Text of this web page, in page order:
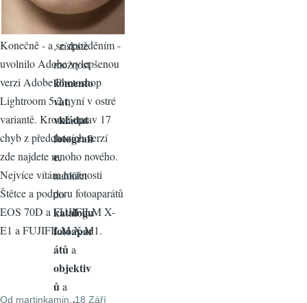
Konečně - a se zpožděním -
uvolnilo Adobe vylepšenou
verzi Adobe Photoshop
Lightroom 5.2 nyní v ostré
variantě. Kromě oprav 17
chyb z předchozích verzí
zde najdete mnoho nového.
Nejvíce vítám možnosti
Štětce a podporu fotoaparátů
EOS 70D a FUJIFILM X-
E1 a FUJIFILM X-M1.
Od martinkamin , 18 Září
ujete a
přihlásíte
, získáte
možnost
komento
vat,
vkládat
fotografi
e,
nahlížet
do
katalogu
fotoapar
átů a
objektiv
ů a